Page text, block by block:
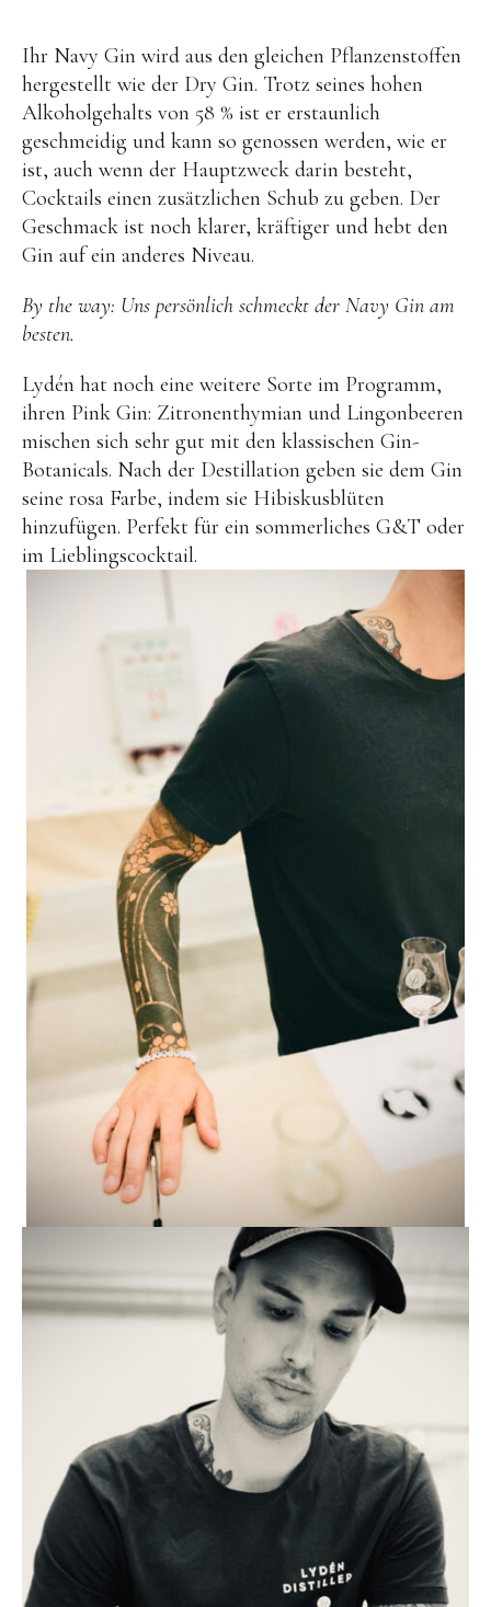
Ihr Navy Gin wird aus den gleichen Pflanzenstoffen
hergestellt wie der Dry Gin. Trotz seines hohen
Alkoholgehalts von 58 % ist er erstaunlich
geschmeidig und kann so genossen werden, wie er
ist, auch wenn der Hauptzweck darin besteht,
Cocktails einen zusätzlichen Schub zu geben. Der
Geschmack ist noch klarer, kräftiger und hebt den
Gin auf ein anderes Niveau.
By the way: Uns persönlich schmeckt der Navy Gin am
besten.
Lydén hat noch eine weitere Sorte im Programm,
ihren Pink Gin: Zitronenthymian und Lingonbeeren
mischen sich sehr gut mit den klassischen Gin-
Botanicals. Nach der Destillation geben sie dem Gin
seine rosa Farbe, indem sie Hibiskusblüten
hinzufügen. Perfekt für ein sommerliches G&T oder
im Lieblingscocktail.